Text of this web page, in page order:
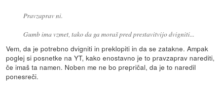
Pravzaprav ni.
Gumb ima vzmet, tako da ga moraš pred prestavitvijo dvigniti...
Vem, da je potrebno dvigniti in preklopiti in da se zatakne. Ampak
poglej si posnetke na YT, kako enostavno je to pravzaprav narediti,
če imaš ta namen. Noben me ne bo prepričal, da je to naredil
ponesreči.